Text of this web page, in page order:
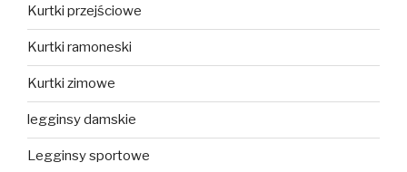
Kurtki przejściowe
Kurtki ramoneski
Kurtki zimowe
legginsy damskie
Legginsy sportowe